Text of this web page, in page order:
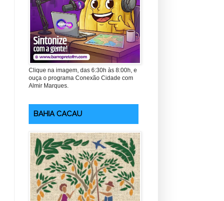
Clique na imagem, das 6:30h às 8:00h, e
ouça o programa Conexão Cidade com
Almir Marques.
BAHIA CACAU